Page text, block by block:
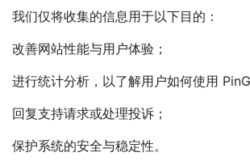
我们仅将收集的信息用于以下目的：
改善网站性能与用户体验；
进行统计分析，以了解用户如何使用
回复支持请求或处理投诉；
保护系统的安全与稳定性。